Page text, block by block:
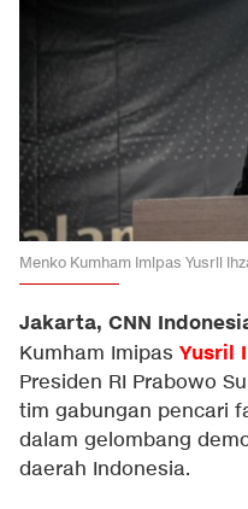
Menko Kumham Imipas Yusril
Jakarta, CNN
Kumham Imipas Yusril
Presiden RI Prabowo
tim gabungan pencari
dalam gelombang
daerah Indonesia.